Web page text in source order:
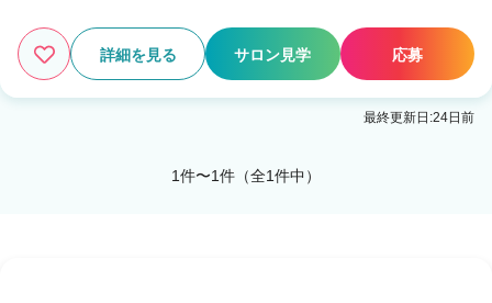
幹部・店長候補歓迎 詳細条件を変更
検索する
詳細を見る サロン見学 応募
最終更新日:24日前
1件〜1件（全1件中）